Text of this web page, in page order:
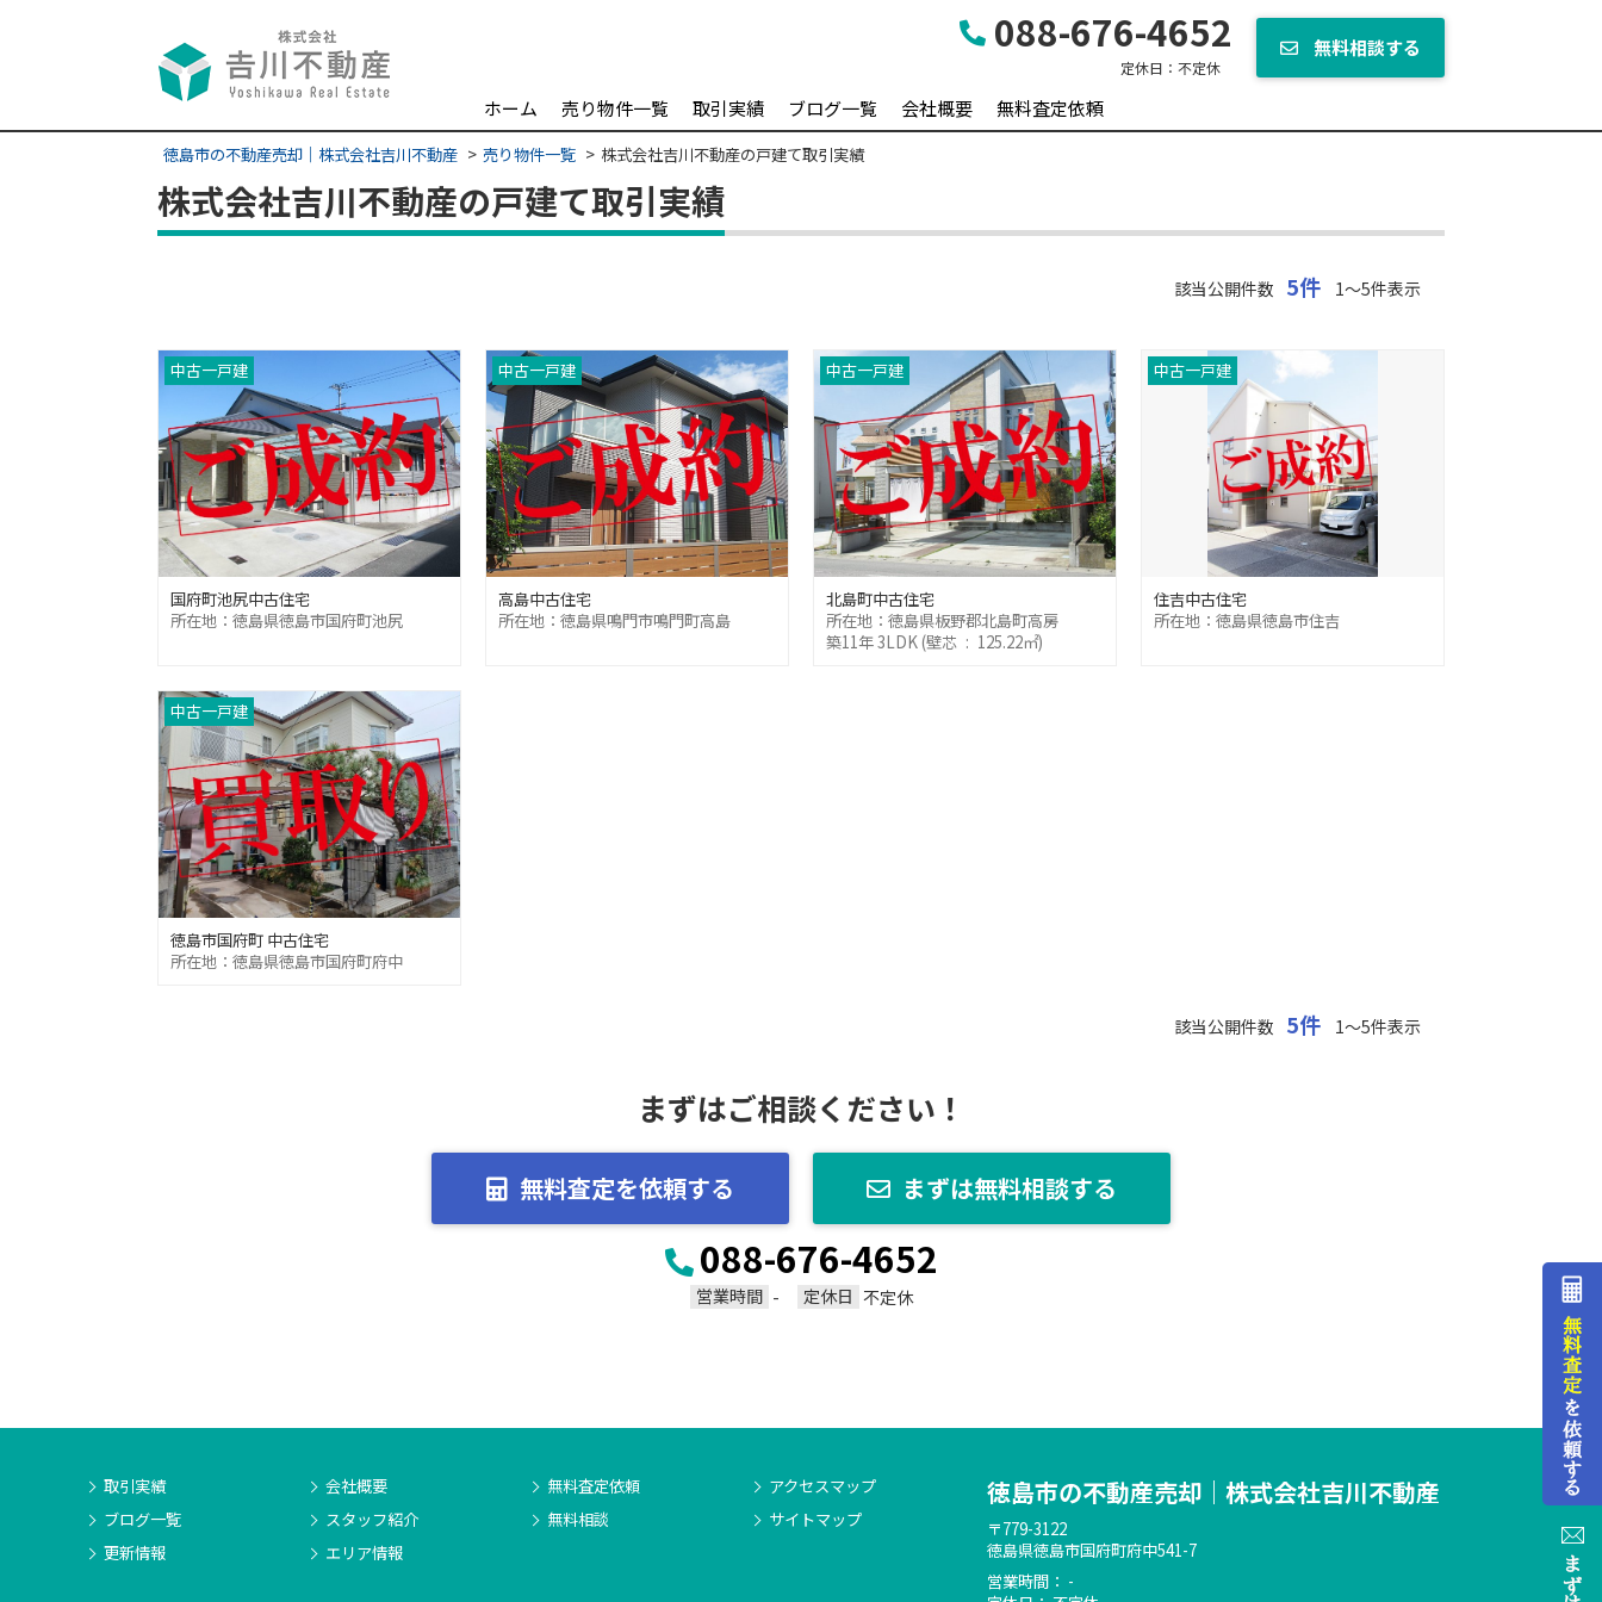
088-676-4652
定休日： 不定休
無料相談する
ホーム 売り物件一覧 取引実績 ブログ一覧 会社概要 無料査定依頼
徳島市の不動産売却｜株式会社吉川不動産 売り物件一覧 株式会社吉川不動産の戸建て取引実績
株式会社吉川不動産の戸建て取引実績
該当公開件数 5件 1～5件表示
中古一戸建
国府町池尻中古住宅
所在地：徳島県徳島市国府町池尻
中古一戸建
高島中古住宅
所在地：徳島県鳴門市鳴門町高島
中古一戸建
北島町中古住宅
所在地：徳島県板野郡北島町高房
築11年 3LDK (壁芯 : 125.22㎡)
中古一戸建
住吉中古住宅
所在地：徳島県徳島市住吉
中古一戸建
徳島市国府町 中古住宅
所在地：徳島県徳島市国府町府中
該当公開件数 5件 1～5件表示
まずはご相談ください！
無料査定を依頼する まずは無料相談する
088-676-4652
営業時間 - 定休日 不定休
取引実績
ブログ一覧
更新情報
会社概要
スタッフ紹介
エリア情報
無料査定依頼
無料相談
アクセスマップ
サイトマップ
徳島市の不動産売却｜株式会社吉川不動産
〒779-3122
徳島県徳島市国府町府中541-7
営業時間： -